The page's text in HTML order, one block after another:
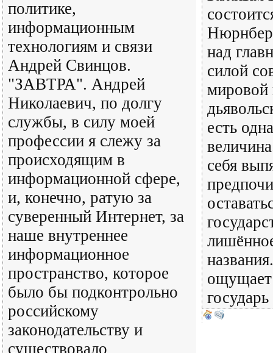
политике,
информационным
технологиям и связи
Андрей Свинцов.
"ЗАВТРА". Андрей
Николаевич, по долгу
службы, в силу моей
профессии я слежу за
происходящим в
информационной сфере,
и, конечно, ратую за
суверенный Интернет, за
наше внутреннее
информационное
пространство, которое
было бы подконтрольно
российскому
законодательству и
существовало
над
силой
мировой
есть
себя
государь